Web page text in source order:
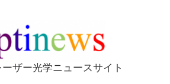
ザー光学ニュースサイト